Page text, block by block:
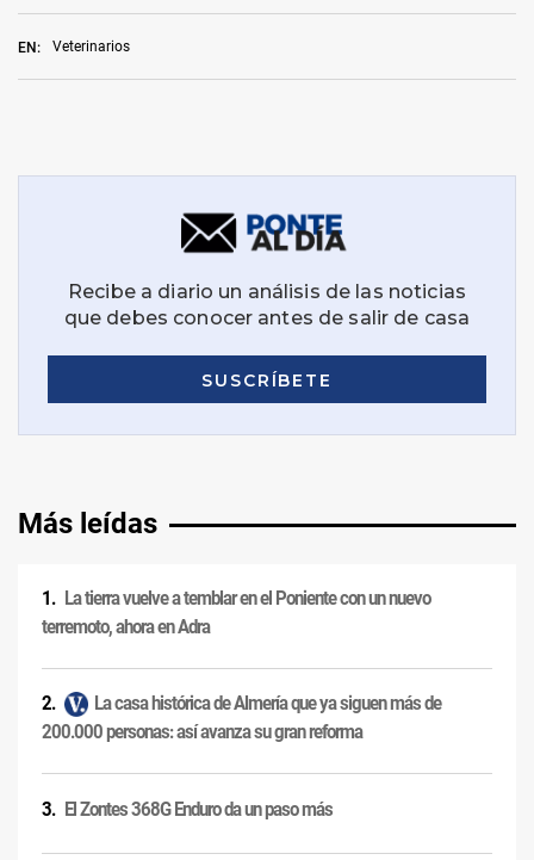
EN: Veterinarios
Más leídas
La tierra vuelve a temblar en el Poniente con un nuevo
terremoto, ahora en Adra
La casa histórica de Almería que ya siguen más de
200.000 personas: así avanza su gran reforma
El Zontes 368G Enduro da un paso más